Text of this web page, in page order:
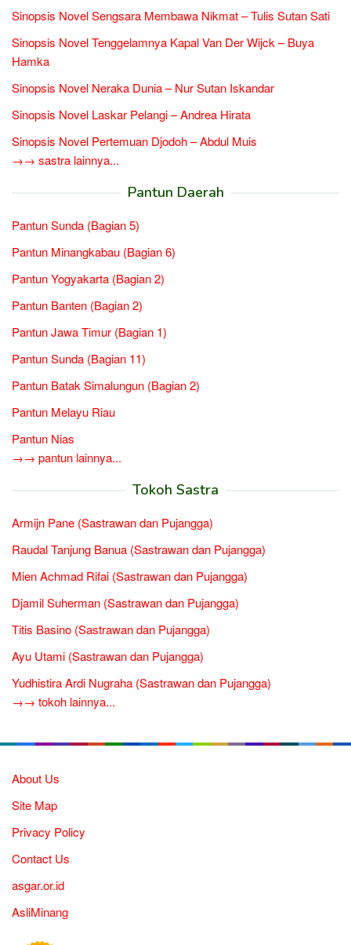
Sinopsis Novel Sengsara Membawa Nikmat – Tulis Sutan Sati
Sinopsis Novel Tenggelamnya Kapal Van Der Wijck – Buya
Hamka
Sinopsis Novel Neraka Dunia – Nur Sutan Iskandar
Sinopsis Novel Laskar Pelangi – Andrea Hirata
Sinopsis Novel Pertemuan Djodoh – Abdul Muis
→→ sastra lainnya...
Pantun Daerah
Pantun Sunda (Bagian 5)
Pantun Minangkabau (Bagian 6)
Pantun Yogyakarta (Bagian 2)
Pantun Banten (Bagian 2)
Pantun Jawa Timur (Bagian 1)
Pantun Sunda (Bagian 11)
Pantun Batak Simalungun (Bagian 2)
Pantun Melayu Riau
Pantun Nias
→→ pantun lainnya...
Tokoh Sastra
Armijn Pane (Sastrawan dan Pujangga)
Raudal Tanjung Banua (Sastrawan dan Pujangga)
Mien Achmad Rifai (Sastrawan dan Pujangga)
Djamil Suherman (Sastrawan dan Pujangga)
Titis Basino (Sastrawan dan Pujangga)
Ayu Utami (Sastrawan dan Pujangga)
Yudhistira Ardi Nugraha (Sastrawan dan Pujangga)
→→ tokoh lainnya...
About Us
Site Map
Privacy Policy
Contact Us
asgar.or.id
AsliMinang